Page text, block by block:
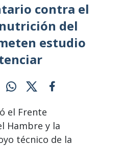
contra el
del
estudio
el Frente
Hambre y la
técnico de la